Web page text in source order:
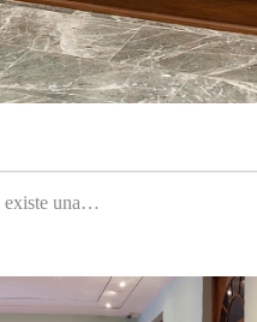
existe una…